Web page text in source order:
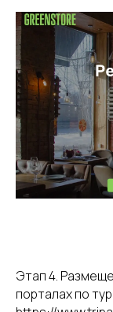
Этап 4.
порталах по